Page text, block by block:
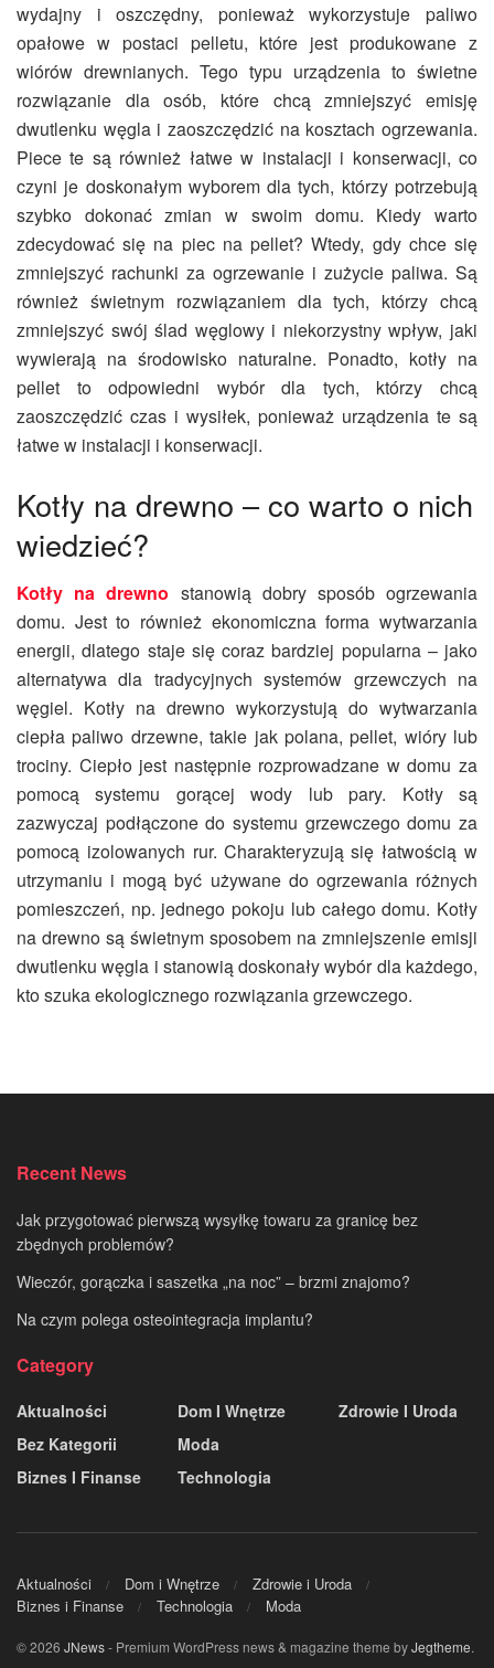
wydajny i oszczędny, ponieważ wykorzystuje paliwo
opałowe w postaci pelletu, które jest produkowane z
wiórów drewnianych. Tego typu urządzenia to świetne
rozwiązanie dla osób, które chcą zmniejszyć emisję
dwutlenku węgla i zaoszczędzić na kosztach ogrzewania.
Piece te są również łatwe w instalacji i konserwacji, co
czyni je doskonałym wyborem dla tych, którzy potrzebują
szybko dokonać zmian w swoim domu. Kiedy warto
zdecydować się na piec na pellet? Wtedy, gdy chce się
zmniejszyć rachunki za ogrzewanie i zużycie paliwa. Są
również świetnym rozwiązaniem dla tych, którzy chcą
zmniejszyć swój ślad węglowy i niekorzystny wpływ, jaki
wywierają na środowisko naturalne. Ponadto, kotły na
pellet to odpowiedni wybór dla tych, którzy chcą
zaoszczędzić czas i wysiłek, ponieważ urządzenia te są
łatwe w instalacji i konserwacji.
Kotły na drewno – co warto o nich
wiedzieć?
Kotły na drewno stanowią dobry sposób ogrzewania
domu. Jest to również ekonomiczna forma wytwarzania
energii, dlatego staje się coraz bardziej popularna – jako
alternatywa dla tradycyjnych systemów grzewczych na
węgiel. Kotły na drewno wykorzystują do wytwarzania
ciepła paliwo drzewne, takie jak polana, pellet, wióry lub
trociny. Ciepło jest następnie rozprowadzane w domu za
pomocą systemu gorącej wody lub pary. Kotły są
zazwyczaj podłączone do systemu grzewczego domu za
pomocą izolowanych rur. Charakteryzują się łatwością w
utrzymaniu i mogą być używane do ogrzewania różnych
pomieszczeń, np. jednego pokoju lub całego domu. Kotły
na drewno są świetnym sposobem na zmniejszenie emisji
dwutlenku węgla i stanowią doskonały wybór dla każdego,
kto szuka ekologicznego rozwiązania grzewczego.
Recent News
Jak przygotować pierwszą wysyłkę towaru za granicę bez
zbędnych problemów?
Wieczór, gorączka i saszetka „na noc” – brzmi znajomo?
Na czym polega osteointegracja implantu?
Category
Aktualności
Bez Kategorii
Biznes I Finanse
Dom I Wnętrze
Moda
Technologia
Zdrowie I Uroda
Aktualności Dom i Wnętrze
Zdrowie i Uroda
Biznes i Finanse
Technologia Moda
© 2026 JNews- Premium WordPress news & magazine theme byJegtheme.